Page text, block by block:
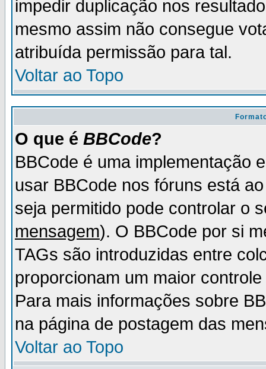
impedir duplicação nos
mesmo assim não consegue
atribuída permissão para tal.
Voltar ao Topo
O que é BBCode?
BBCode é uma implementação
usar BBCode nos fóruns está
seja permitido pode controlar o
mensagem). O BBCode por si
TAGs são introduzidas entre
proporcionam um maior
Para mais informações sobre
na página de postagem das
Voltar ao Topo